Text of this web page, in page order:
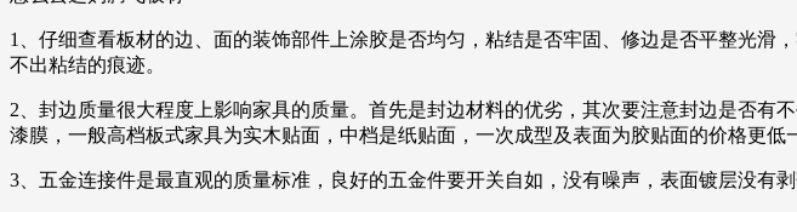
1、仔细查看板材的边、面的装饰部件上涂胶是否均匀，粘结是否牢固、修边是否平整光
不出粘结的痕迹。
2、封边质量很大程度上影响家具的质量。首先是封边材料的优劣，其次要注意封边是否
漆膜，一般高档板式家具为实木贴面，中档是纸贴面，一次成型及表面为胶贴面的价格更低
3、五金连接件是最直观的质量标准，良好的五金件要开关自如，没有噪声，表面镀层没有剥